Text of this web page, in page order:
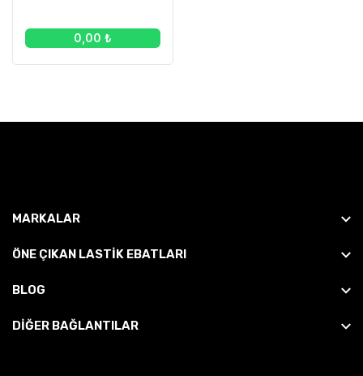
0,00 ₺
MARKALAR
ÖNE ÇIKAN LASTIK EBATLARI
BLOG
DİĞER BAĞLANTILAR